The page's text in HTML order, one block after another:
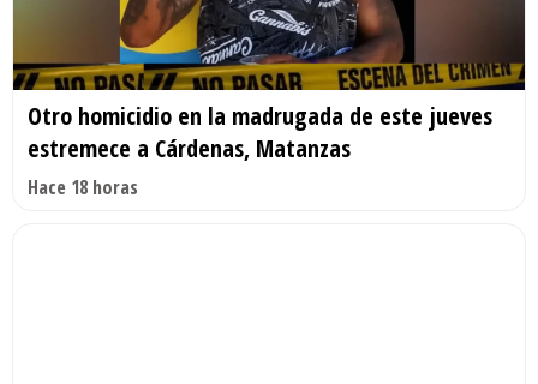
Otro homicidio en la madrugada de este jueves
estremece a Cárdenas, Matanzas
Hace 18 horas